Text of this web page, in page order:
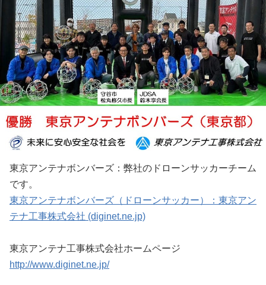
東京アンテナボンバーズ：弊社のドローンサッカーチーム
です。
東京アンテナボンバーズ（ドローンサッカー）：東京アン
テナ工事株式会社 (diginet.ne.jp)
東京アンテナ工事株式会社ホームページ
http://www.diginet.ne.jp/